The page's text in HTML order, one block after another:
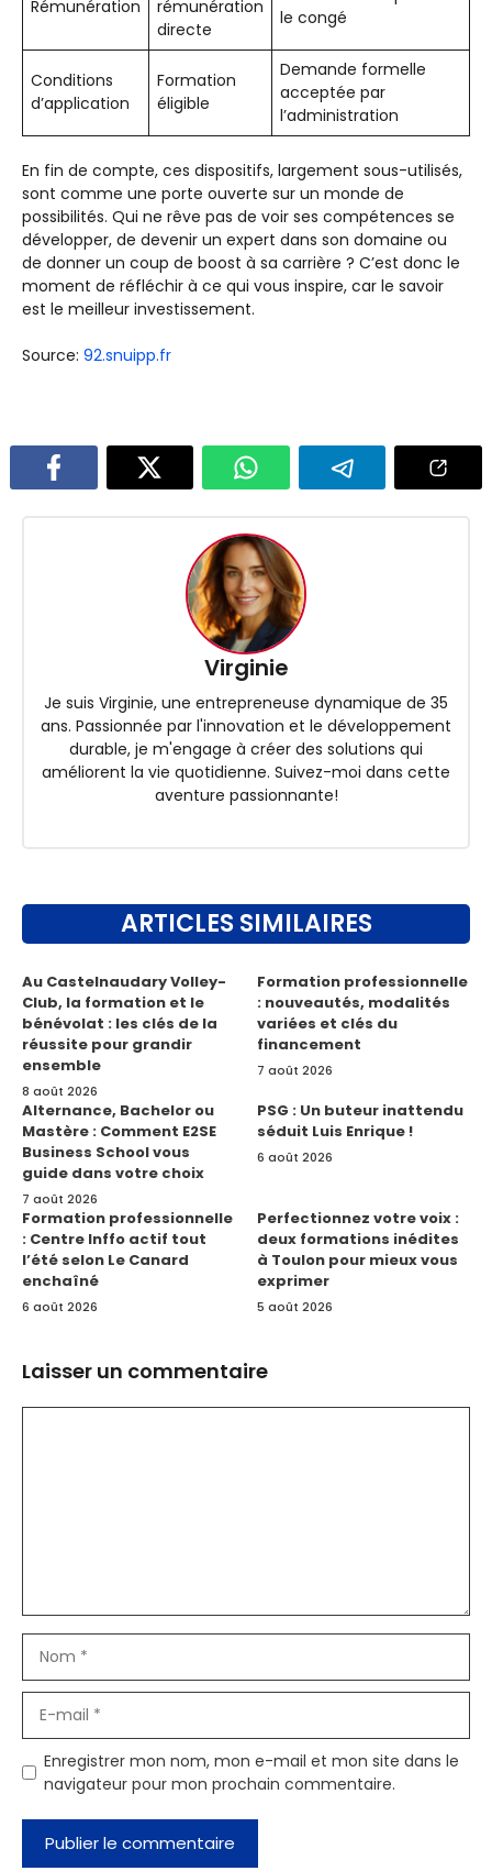
Rémunération
rémunération
directe
le congé
Conditions
d’application
Formation
éligible
Demande formelle
acceptée par
l’administration
En fin de compte, ces dispositifs, largement sous-utilisés,
sont comme une porte ouverte sur un monde de
possibilités. Qui ne rêve pas de voir ses compétences se
développer, de devenir un expert dans son domaine ou
de donner un coup de boost à sa carrière ? C’est donc le
moment de réfléchir à ce qui vous inspire, car le savoir
est le meilleur investissement.
Source: 92.snuipp.fr
Virginie
Je suis Virginie, une entrepreneuse dynamique de 35
ans. Passionnée par l'innovation et le développement
durable, je m'engage à créer des solutions qui
améliorent la vie quotidienne. Suivez-moi dans cette
aventure passionnante!
ARTICLES SIMILAIRES
Au Castelnaudary Volley-
Club, la formation et le
bénévolat : les clés de la
réussite pour grandir
ensemble
8 août 2026
Formation professionnelle
: nouveautés, modalités
variées et clés du
financement
7 août 2026
Alternance, Bachelor ou
Mastère : Comment E2SE
Business School vous
guide dans votre choix
7 août 2026
PSG : Un buteur inattendu
séduit Luis Enrique !
6 août 2026
Formation professionnelle
: Centre Inffo actif tout
l’été selon Le Canard
enchaîné
6 août 2026
Perfectionnez votre voix :
deux formations inédites
à Toulon pour mieux vous
exprimer
5 août 2026
Laisser un commentaire
mail
Enregistrer mon nom, mon e-mail et mon site dans le
navigateur pour mon prochain commentaire.